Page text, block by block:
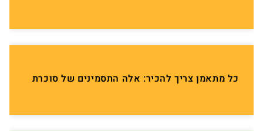
כל מתאמן צריך להכיר: אלה התסמינים של סוכרת